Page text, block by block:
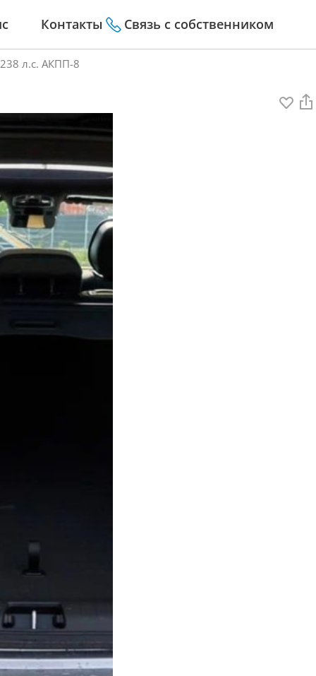
Контакты Связь с собственником
л.с. АКПП-8